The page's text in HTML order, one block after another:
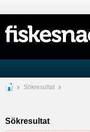
Sökresultat
Sökresultat